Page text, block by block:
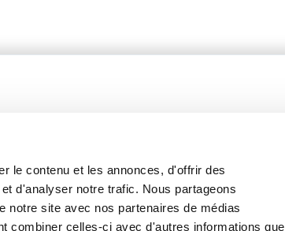
le contenu et les annonces, d'offrir des
d'analyser notre trafic. Nous partageons
notre site avec nos partenaires de médias
combiner celles-ci avec d'autres informations que
Catalogue 2024-2025
Nous contacter